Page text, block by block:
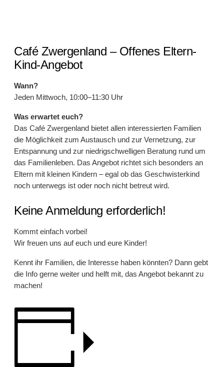
Café Zwergenland – Offenes Eltern-
Kind-Angebot
Wann?
Jeden Mittwoch, 10:00–11:30 Uhr
Was erwartet euch?
Das Café Zwergenland bietet allen interessierten Familien
die Möglichkeit zum Austausch und zur Vernetzung, zur
Entspannung und zur niedrigschwelligen Beratung rund um
das Familienleben. Das Angebot richtet sich besonders an
Eltern mit kleinen Kindern – egal ob das Geschwisterkind
noch unterwegs ist oder noch nicht betreut wird.
Keine Anmeldung erforderlich!
Kommt einfach vorbei!
Wir freuen uns auf euch und eure Kinder!
Kennt ihr Familien, die Interesse haben könnten? Dann gebt
die Info gerne weiter und helft mit, das Angebot bekannt zu
machen!